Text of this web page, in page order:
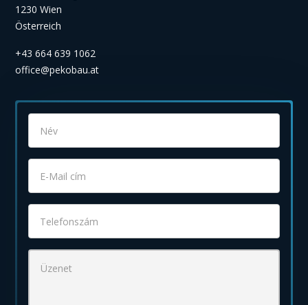
1230 Wien
Österreich
+43 664 639 1062
office@pekobau.at